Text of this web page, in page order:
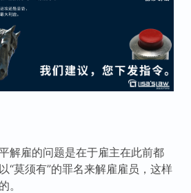
解雇的问题是在于雇主在此前都
“莫须有”的罪名来解雇雇员，这样
。